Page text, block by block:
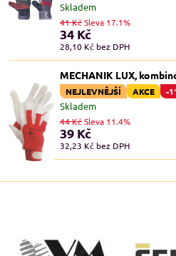
Skladem
34 Kč
28,10 Kč bez DPH
41 KčSleva 17.1%
MECHANIK LUX,
NEJLEVNĚJŠÍ AKCE -
Skladem
39 Kč
32,23 Kč bez DPH
44 KčSleva 11.4%